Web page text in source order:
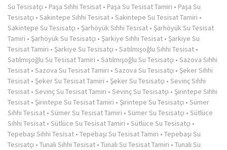
Su Tesisatçı • Paşa Sıhhi Tesisat • Paşa Su Tesisat Tamiri • Paşa Su
Tesisatçı • Sakintepe Sıhhi Tesisat • Sakintepe Su Tesisat Tamiri •
Sakintepe Su Tesisatçı • Şarhöyük Sıhhi Tesisat • Şarhöyük Su Tesisat
Tamiri • Şarhöyük Su Tesisatçı • Şarkiye Sıhhi Tesisat • Şarkiye Su
Tesisat Tamiri • Şarkiye Su Tesisatçı • Satılmışoğlu Sıhhi Tesisat •
Satılmışoğlu Su Tesisat Tamiri • Satılmışoğlu Su Tesisatçı • Sazova Sıhhi
Tesisat • Sazova Su Tesisat Tamiri • Sazova Su Tesisatçı • Şeker Sıhhi
Tesisat • Şeker Su Tesisat Tamiri • Şeker Su Tesisatçı • Sevinç Sıhhi
Tesisat • Sevinç Su Tesisat Tamiri • Sevinç Su Tesisatçı • Şirintepe Sıhhi
Tesisat • Şirintepe Su Tesisat Tamiri • Şirintepe Su Tesisatçı • Sümer
Sıhhi Tesisat • Sümer Su Tesisat Tamiri • Sümer Su Tesisatçı • Sütlüce
Sıhhi Tesisat • Sütlüce Su Tesisat Tamiri • Sütlüce Su Tesisatçı •
Tepebaşı Sıhhi Tesisat • Tepebaşı Su Tesisat Tamiri • Tepebaşı Su
Tesisatçı • Tunalı Sıhhi Tesisat • Tunalı Su Tesisat Tamiri • Tunalı Su